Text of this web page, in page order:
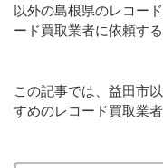
以外の島根県のレコー
ード買取業者に依頼す
この記事では、益田市
すめのレコード買取業